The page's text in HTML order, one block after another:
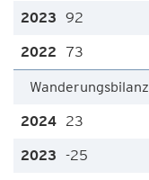
92
73
Wanderungsbilanz
23
-25